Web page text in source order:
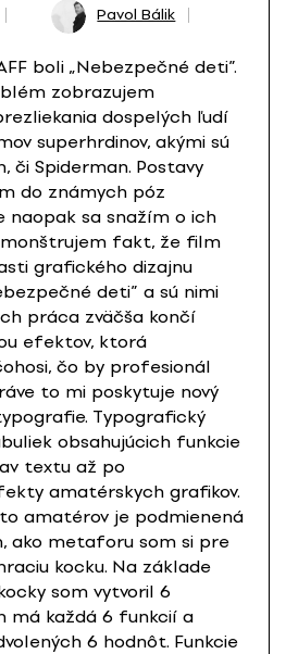
Pavol Bálik
boli „Nebezpečné deti”.
zobrazujem
dospelých ľudí
superhrdinov, akými sú
či Spiderman. Postavy
do známych póz
naopak sa snažím o ich
fakt, že film
grafického dizajnu
deti” a sú nimi
práca zväčša končí
efektov, ktorá
čo by profesionál
to mi poskytuje nový
Typografický
obsahujúcich funkcie
textu až po
amatérskych grafikov.
amatérov je podmienená
ako metaforu som si pre
kocku. Na základe
som vytvoril 6
má každá 6 funkcií a
6 hodnôt. Funkcie